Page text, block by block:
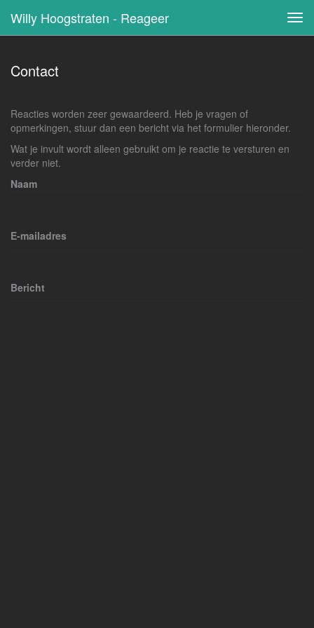
Willy Hoogstraten - Reageer
Contact
Reacties worden zeer gewaardeerd. Heb je vragen of
opmerkingen, stuur dan een bericht via het formulier hieronder.
Wat je invult wordt alleen gebruikt om je reactie te versturen en
verder niet.
Naam
E-mailadres
Bericht